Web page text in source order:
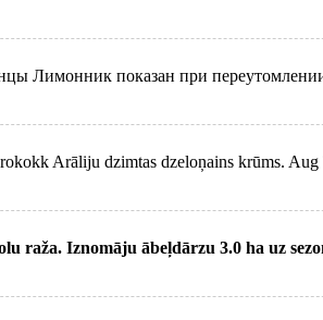
Лимонник показан при
выгораниях, сон
Arāliju dzimtas dzeloņains krūms. Aug
pri
raža. Iznomāju ābeļdārzu 3.0 ha uz